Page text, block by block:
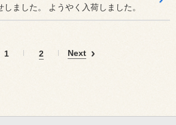
しました。 ようやく入荷しました。
1 2 Next